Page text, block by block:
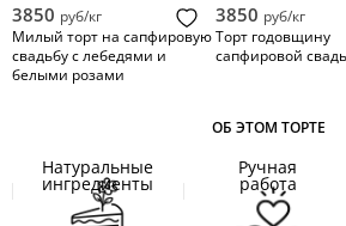
3850 руб/кг
Милый торт на сапфировую
свадьбу с лебедями и
белыми розами
3850 руб/кг
Торт годовщину
сапфировой
ОБ ЭТОМ ТОРТЕ
Натуральные
ингредиенты
Ручная
работа